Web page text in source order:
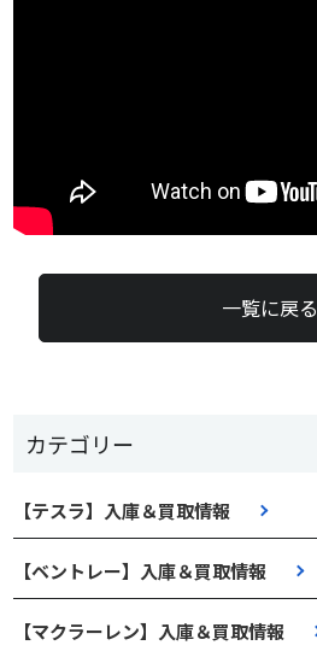
カテゴリー
【テスラ】入庫＆買取情報
【ベントレー】入庫＆買取情報
【マクラーレン】入庫＆買取情報
一覧に戻る